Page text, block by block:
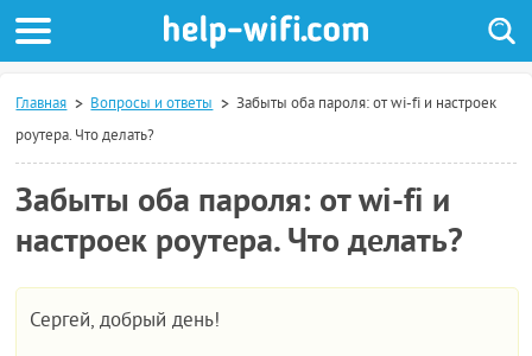
Главная Вопросы и ответы
Забыты оба пароля: от wi-fi и настроек
роутера. Что делать?
Забыты оба пароля: от wi-fi и
настроек роутера. Что делать?
Сергей, добрый день!